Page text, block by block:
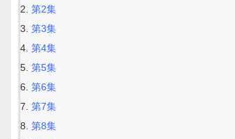
第2集
第3集
第4集
第5集
第6集
第7集
第8集